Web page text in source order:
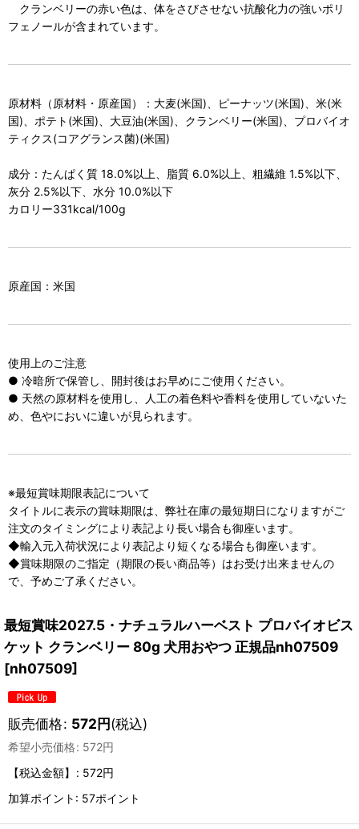
クランベリーの赤い色は、体をさびさせない抗酸化力の強いポリ
フェノールが含まれています。
原材料（原材料・原産国）：大麦(米国)、ピーナッツ(米国)、米(米
国)、ポテト(米国)、大豆油(米国)、クランベリー(米国)、プロバイオ
ティクス(コアグランス菌)(米国)
成分：たんぱく質 18.0%以上、脂質 6.0%以上、粗繊維 1.5%以下、
灰分 2.5%以下、水分 10.0%以下
カロリー331kcal/100g
原産国：米国
使用上のご注意
● 冷暗所で保管し、開封後はお早めにご使用ください。
● 天然の原材料を使用し、人工の着色料や香料を使用していないた
め、色やにおいに違いが見られます。
※最短賞味期限表記について
タイトルに表示の賞味期限は、弊社在庫の最短期日になりますがご
注文のタイミングにより表記より長い場合も御座います。
◆輸入元入荷状況により表記より短くなる場合も御座います。
◆賞味期限のご指定（期限の長い商品等）はお受け出来ませんの
で、予めご了承ください。
最短賞味2027.5・ナチュラルハーベスト プロバイオビス
ケット クランベリー 80g 犬用おやつ 正規品nh07509
[nh07509]
販売価格: 572円(税込)
希望小売価格: 572円
【税込金額】
: 572円
加算ポイント: 57ポイント